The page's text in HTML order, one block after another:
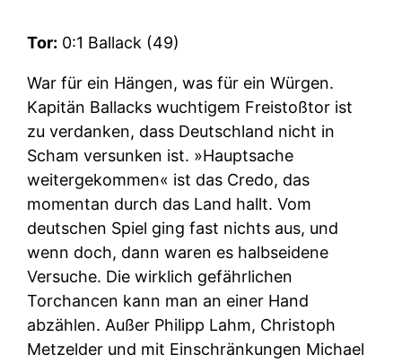
Tor: 0:1 Ballack (49)
War für ein Hängen, was für ein Würgen.
Kapitän Ballacks wuchtigem Freistoßtor ist
zu verdanken, dass Deutschland nicht in
Scham versunken ist. »Hauptsache
weitergekommen« ist das Credo, das
momentan durch das Land hallt. Vom
deutschen Spiel ging fast nichts aus, und
wenn doch, dann waren es halbseidene
Versuche. Die wirklich gefährlichen
Torchancen kann man an einer Hand
abzählen. Außer Philipp Lahm, Christoph
Metzelder und mit Einschränkungen Michael